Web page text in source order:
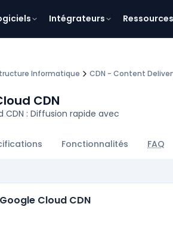
Intégrateurs Ressources
Informatique CDN - Content
CDN
CDN : Diffusion rapide avec
Fonctionnalités FAQ
Cloud CDN